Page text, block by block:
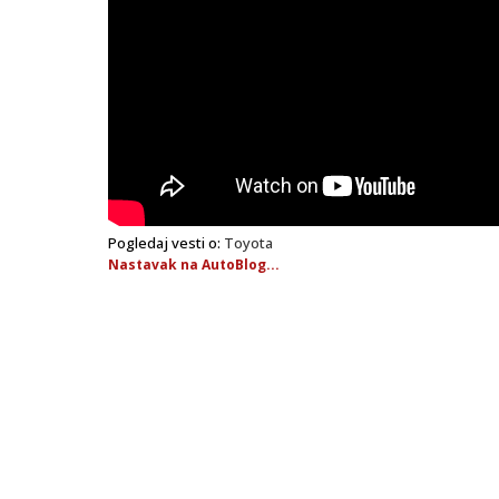
Pogledaj vesti o: Toyota
Nastavak na AutoBlog...